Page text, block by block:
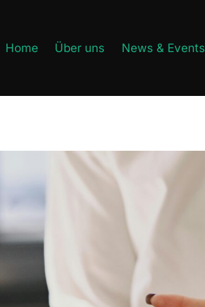
Home Über uns News & Events